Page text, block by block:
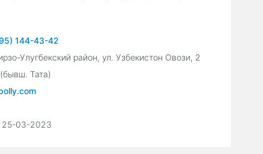
144-43-42
Улугбекский район, ул. Узбекистон Овози, 2
Тата)
25-03-2023